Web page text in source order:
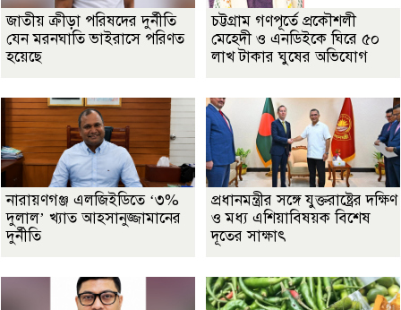
জাতীয় ক্রীড়া পরিষদের দুর্নীতি
যেন মরনঘাতি ভাইরাসে পরিণত
হয়েছে
চট্টগ্রাম গণপূর্তে প্রকৌশলী
মেহেদী ও এনডিইকে ঘিরে ৫০
লাখ টাকার ঘুষের অভিযোগ
নারায়ণগঞ্জ এলজিইডিতে ‘৩%
দুলাল’ খ্যাত আহসানুজ্জামানের
দুর্নীতি
প্রধানমন্ত্রীর সঙ্গে যুক্তরাষ্ট্রের দক্ষিণ
ও মধ্য এশিয়াবিষয়ক বিশেষ
দূতের সাক্ষাৎ